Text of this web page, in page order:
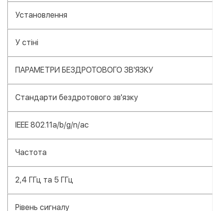
Установлення
У стіні
ПАРАМЕТРИ БЕЗДРОТОВОГО ЗВ'ЯЗКУ
Стандарти бездротового зв'язку
IEEE 802.11a/b/g/n/ac
Частота
2,4 ГГц та 5 ГГц
Рівень сигналу